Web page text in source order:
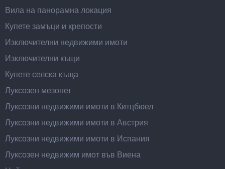
Вила на панорамна локация
Купете замъци и крепости
Изключителни недвижими имоти
Изключителни къщи
Купете селска къща
Луксозен мезонет
Луксозни недвижими имоти в Китцбюел
Луксозни недвижими имоти в Австрия
Луксозни недвижими имоти в Испания
Луксозен недвижим имот във Виена